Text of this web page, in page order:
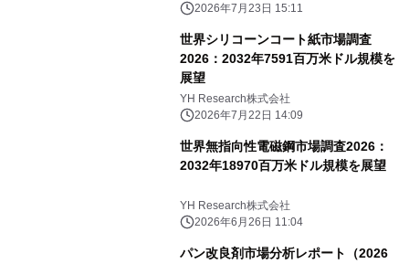
2026年7月23日 15:11
世界シリコーンコート紙市場調査
2026：2032年7591百万米ドル規模を
展望
YH Research株式会社
2026年7月22日 14:09
世界無指向性電磁鋼市場調査2026：
2032年18970百万米ドル規模を展望
YH Research株式会社
2026年6月26日 11:04
パン改良剤市場分析レポート（2026